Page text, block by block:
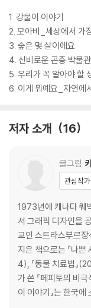
1. 강물이 이야기
2. 모아비_세상에서 가
3. 숲은 몇 살이에요
4. 신비로운 곤충 박물관
5. 우리가 꼭 알아야 할
6. 이게 뭐예요_자연에
저자 소개 16
글그림
관심작
1973년에 캐나다 퀘
서 그래픽 디자인을
교인 스트라스부르
지은 책으로는 『나쁜
4), 『동물 치료법』
가 쓴 『페피토의 비
이 이야기』는 한국